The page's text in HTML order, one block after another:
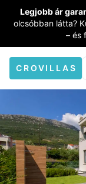
Legjobb ár
olcsóbban látta?
– és
CROVILLAS